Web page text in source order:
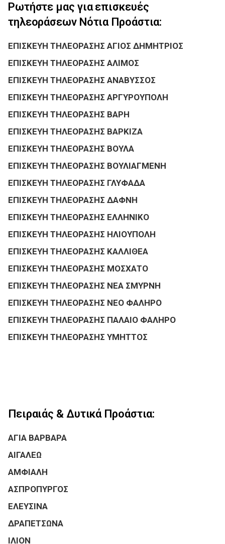
Ρωτήστε μας για επισκευές
τηλεοράσεων Νότια Προάστια:
ΕΠΙΣΚΕΥΗ ΤΗΛΕΟΡΑΣΗΣ ΑΓΙΟΣ ΔΗΜΗΤΡΙΟΣ
ΕΠΙΣΚΕΥΗ ΤΗΛΕΟΡΑΣΗΣ ΑΛΙΜΟΣ
ΕΠΙΣΚΕΥΗ ΤΗΛΕΟΡΑΣΗΣ ΑΝΑΒΥΣΣΟΣ
ΕΠΙΣΚΕΥΗ ΤΗΛΕΟΡΑΣΗΣ ΑΡΓΥΡΟΥΠΟΛΗ
ΕΠΙΣΚΕΥΗ ΤΗΛΕΟΡΑΣΗΣ ΒΑΡΗ
ΕΠΙΣΚΕΥΗ ΤΗΛΕΟΡΑΣΗΣ ΒΑΡΚΙΖΑ
ΕΠΙΣΚΕΥΗ ΤΗΛΕΟΡΑΣΗΣ ΒΟΥΛΑ
ΕΠΙΣΚΕΥΗ ΤΗΛΕΟΡΑΣΗΣ ΒΟΥΛΙΑΓΜΕΝΗ
ΕΠΙΣΚΕΥΗ ΤΗΛΕΟΡΑΣΗΣ ΓΛΥΦΑΔΑ
ΕΠΙΣΚΕΥΗ ΤΗΛΕΟΡΑΣΗΣ ΔΑΦΝΗ
ΕΠΙΣΚΕΥΗ ΤΗΛΕΟΡΑΣΗΣ ΕΛΛΗΝΙΚΟ
ΕΠΙΣΚΕΥΗ ΤΗΛΕΟΡΑΣΗΣ ΗΛΙΟΥΠΟΛΗ
ΕΠΙΣΚΕΥΗ ΤΗΛΕΟΡΑΣΗΣ ΚΑΛΛΙΘΕΑ
ΕΠΙΣΚΕΥΗ ΤΗΛΕΟΡΑΣΗΣ ΜΟΣΧΑΤΟ
ΕΠΙΣΚΕΥΗ ΤΗΛΕΟΡΑΣΗΣ ΝΕΑ ΣΜΥΡΝΗ
ΕΠΙΣΚΕΥΗ ΤΗΛΕΟΡΑΣΗΣ ΝΕΟ ΦΑΛΗΡΟ
ΕΠΙΣΚΕΥΗ ΤΗΛΕΟΡΑΣΗΣ ΠΑΛΑΙΟ ΦΑΛΗΡΟ
ΕΠΙΣΚΕΥΗ ΤΗΛΕΟΡΑΣΗΣ ΥΜΗΤΤΟΣ
Πειραιάς & Δυτικά Προάστια:
ΑΓΙΑ ΒΑΡΒΑΡΑ
ΑΙΓΑΛΕΩ
ΑΜΦΙΑΛΗ
ΑΣΠΡΟΠΥΡΓΟΣ
ΕΛΕΥΣΙΝΑ
ΔΡΑΠΕΤΣΩΝΑ
ΙΛΙΟΝ